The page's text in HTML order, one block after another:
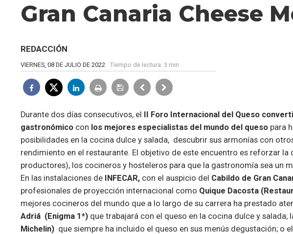
Gran Canaria Cheese
REDACCIÓN
VIERNES, 08 DE JULIO DE 2022 Tiempo de lectura: 3 min
Durante dos días consecutivos, el II Foro Internacional del Queso
gastronómico con los mejores especialistas del mundo del queso para
posibilidades en la cocina dulce y salada, descubrir sus armonías con
rendimiento en el restaurante. El objetivo de este encuentro es reforzar
productores), los cocineros y hosteleros para que la gastronomía sea un
En las instalaciones de INFECAR, con el auspicio del Cabildo de Gran
profesionales de proyección internacional como Quique Dacosta
mejores cocineros del mundo que a lo largo de su carrera ha prestado
Adriá (Enigma 1*) que trabajará con el queso en la cocina dulce y salada;
Michelin) que siempre ha incluido el queso en sus menús degustación; o